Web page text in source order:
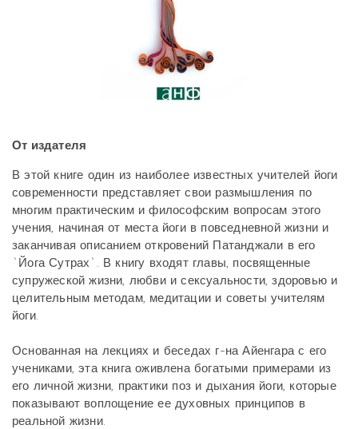
От издателя
В этой книге один из наиболее известных учителей йоги
современности представляет свои размышления по
многим практическим и философским вопросам этого
учения, начиная от места йоги в повседневной жизни и
заканчивая описанием откровений Патанджали в его
`Йога Сутрах`. В книгу входят главы, посвященные
супружеской жизни, любви и сексуальности, здоровью и
целительным методам, медитации и советы учителям
йоги.
Основанная на лекциях и беседах г-на Айенгара с его
учениками, эта книга оживлена богатыми примерами из
его личной жизни, практики поз и дыхания йоги, которые
показывают воплощение ее духовных принципов в
реальной жизни.